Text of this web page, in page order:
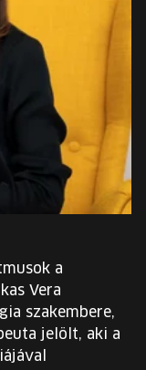
a
Vera
szakembere,
jelölt, aki a